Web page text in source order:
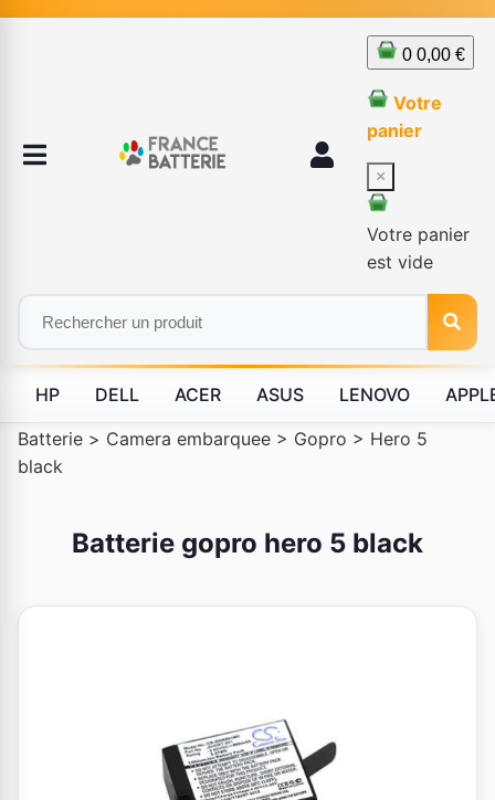
0 0,00 €
Votre
panier
×
Votre panier
est vide
HP DELL ACER ASUS LENOVO
Batterie > Camera embarquee > Gopro > Hero 5
black
Batterie gopro hero 5 black